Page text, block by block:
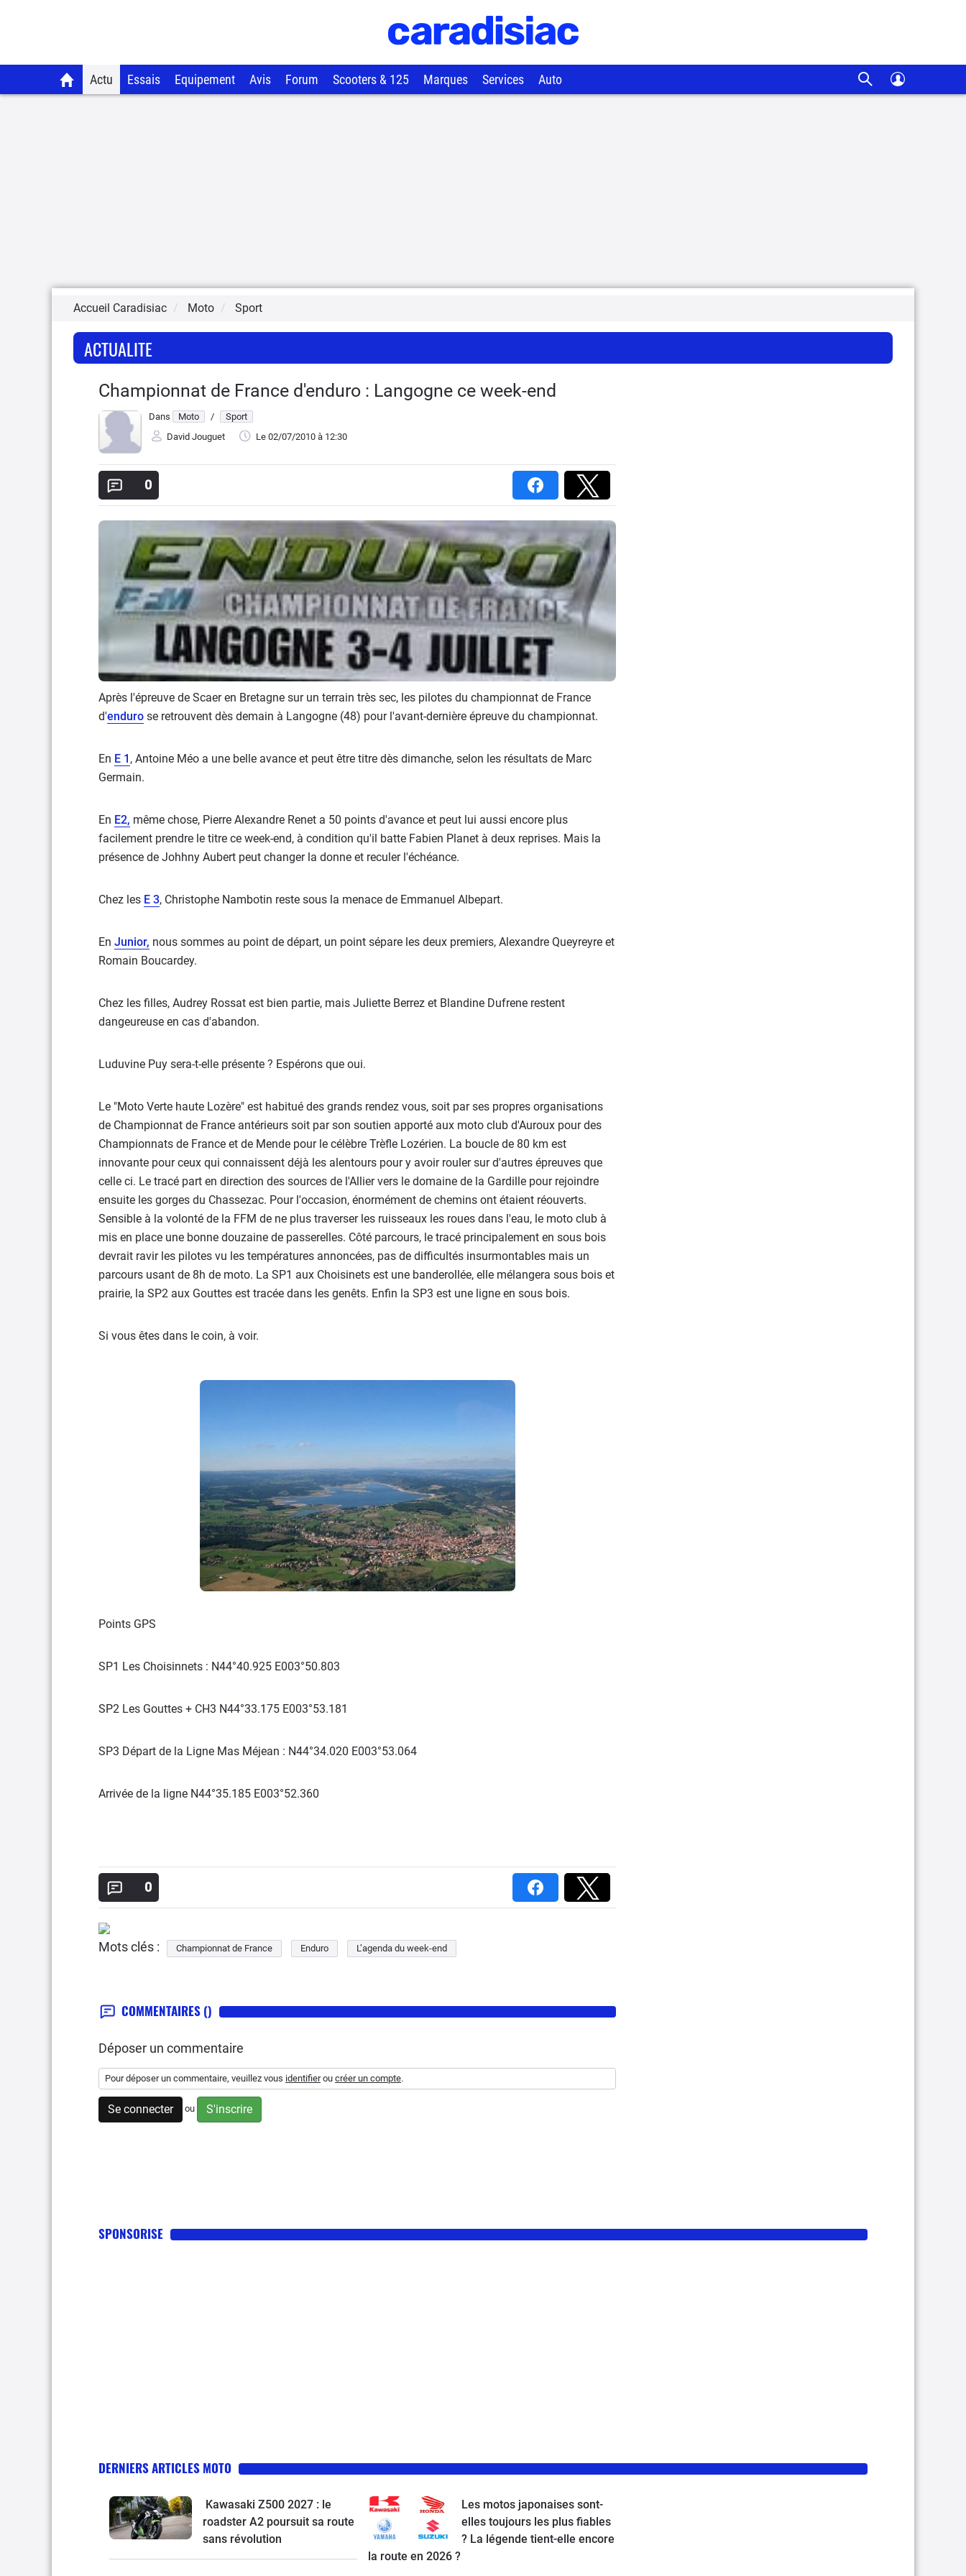
Actu Essais Equipement Avis Forum Scooters & 125 Marques Services Auto
Accueil Caradisiac Moto Sport
ACTUALITE
Championnat de France d'enduro : Langogne ce week-end
Dans Moto /
Sport
David Jouguet
Le 02/07/2010 à 12:30
0
Après l'épreuve de Scaer en Bretagne sur un terrain très sec, les pilotes du championnat de France
d'enduro se retrouvent dès demain à Langogne (48) pour l'avant-dernière épreuve du championnat.
En E 1 , Antoine Méo a une belle avance et peut être titre dès dimanche, selon les résultats de Marc
Germain.
En E2, même chose, Pierre Alexandre Renet a 50 points d'avance et peut lui aussi encore plus
facilement prendre le titre ce week-end, à condition qu'il batte Fabien Planet à deux reprises. Mais la
présence de Johhny Aubert peut changer la donne et reculer l'échéance.
Chez les E 3, Christophe Nambotin reste sous la menace de Emmanuel Albepart.
En Junior, nous sommes au point de départ, un point sépare les deux premiers, Alexandre Queyreyre et
Romain Boucardey.
Chez les filles, Audrey Rossat est bien partie, mais Juliette Berrez et Blandine Dufrene restent
dangeureuse en cas d'abandon.
Luduvine Puy sera-t-elle présente ? Espérons que oui.
Le "Moto Verte haute Lozère" est habitué des grands rendez vous, soit par ses propres organisations
de Championnat de France antérieurs soit par son soutien apporté aux moto club d'Auroux pour des
Championnats de France et de Mende pour le célèbre Trèfle Lozérien. La boucle de 80 km est
innovante pour ceux qui connaissent déjà les alentours pour y avoir rouler sur d'autres épreuves que
celle ci. Le tracé part en direction des sources de l'Allier vers le domaine de la Gardille pour rejoindre
ensuite les gorges du Chassezac. Pour l'occasion, énormément de chemins ont étaient réouverts.
Sensible à la volonté de la FFM de ne plus traverser les ruisseaux les roues dans l'eau, le moto club à
mis en place une bonne douzaine de passerelles. Côté parcours, le tracé principalement en sous bois
devrait ravir les pilotes vu les températures annoncées, pas de difficultés insurmontables mais un
parcours usant de 8h de moto. La SP1 aux Choisinets est une banderollée, elle mélangera sous bois et
prairie, la SP2 aux Gouttes est tracée dans les genêts. Enfin la SP3 est une ligne en sous bois.
Si vous êtes dans le coin, à voir.
Points GPS
SP1 Les Choisinnets : N44°40.925 E003°50.803
SP2 Les Gouttes + CH3 N44°33.175 E003°53.181
SP3 Départ de la Ligne Mas Méjean : N44°34.020 E003°53.064
Arrivée de la ligne N44°35.185 E003°52.360
0
Mots clés : Championnat de France Enduro L’agenda du week-end
COMMENTAIRES ()
Déposer un commentaire
Pour déposer un commentaire, veuillez vous identifierou créer un compte.
Se connecter ou S'inscrire
SPONSORISE
DERNIERS ARTICLES MOTO
Kawasaki Z500 2027 : le
roadster A2 poursuit sa route
sans révolution
Les motos japonaises sont-
elles toujours les plus fiables
? La légende tient-elle encore
la route en 2026 ?